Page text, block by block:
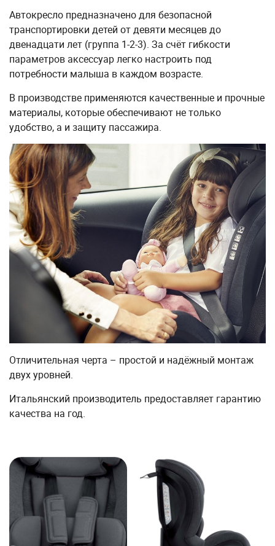
Автокресло предназначено для безопасной
транспортировки детей от девяти месяцев до
двенадцати лет (группа 1-2-3). За счёт гибкости
параметров аксессуар легко настроить под
потребности малыша в каждом возрасте.
В производстве применяются качественные и прочные
материалы, которые обеспечивают не только
удобство, а и защиту пассажира.
Отличительная черта – простой и надёжный монтаж
двух уровней.
Итальянский производитель предоставляет гарантию
качества на год.